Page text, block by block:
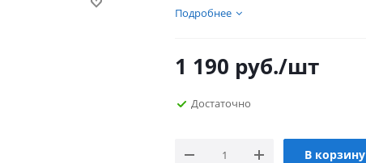
Подробнее
1 190 руб./шт
Достаточно
В корзину